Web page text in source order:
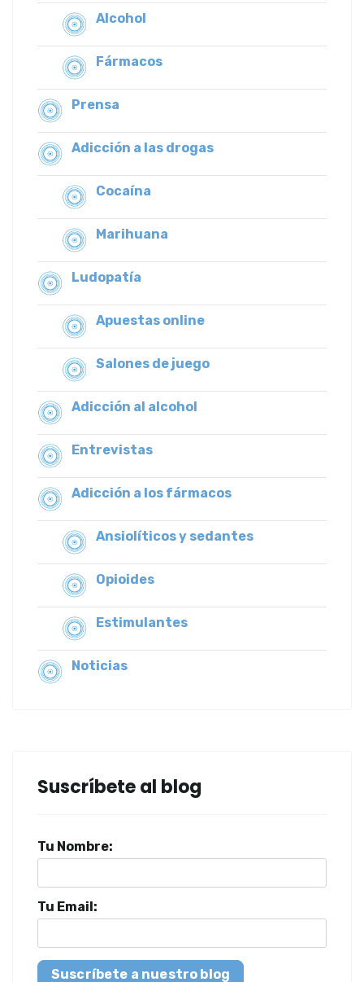
Alcohol
Fármacos
Prensa
Adicción a las drogas
Cocaína
Marihuana
Ludopatía
Apuestas online
Salones de juego
Adicción al alcohol
Entrevistas
Adicción a los fármacos
Ansiolíticos y sedantes
Opioides
Estimulantes
Noticias
Suscríbete al blog
Tu Nombre:
Tu Email:
Suscríbete a nuestro blog